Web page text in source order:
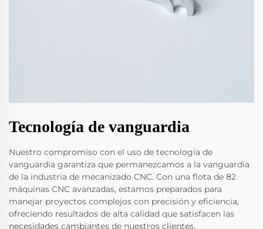
Tecnología de vanguardia
Nuestro compromiso con el uso de tecnología de
vanguardia garantiza que permanezcamos a la vanguardia
de la industria de mecanizado CNC. Con una flota de 82
máquinas CNC avanzadas, estamos preparados para
manejar proyectos complejos con precisión y eficiencia,
ofreciendo resultados de alta calidad que satisfacen las
necesidades cambiantes de nuestros clientes.